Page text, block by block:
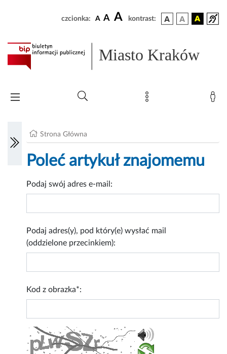
czcionka: A A A kontrast:
Miasto Kraków
Strona Główna
Poleć artykuł znajomemu
Podaj swój adres e-mail:
Podaj adres(y), pod który(e) wysłać mail
(oddzielone przecinkiem):
Kod z obrazka*: